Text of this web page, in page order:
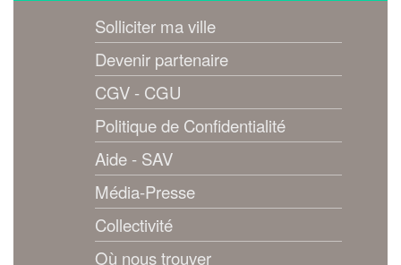
Solliciter ma ville
Devenir partenaire
CGV - CGU
Politique de Confidentialité
Aide - SAV
Média-Presse
Collectivité
Où nous trouver